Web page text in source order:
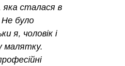
яка сталася в
було
я, чоловік і
малятку.